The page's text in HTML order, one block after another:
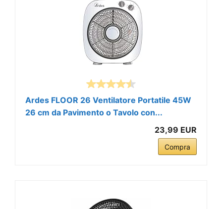
Ardes FLOOR 26 Ventilatore Portatile 45W
26 cm da Pavimento o Tavolo con...
23,99 EUR
Compra